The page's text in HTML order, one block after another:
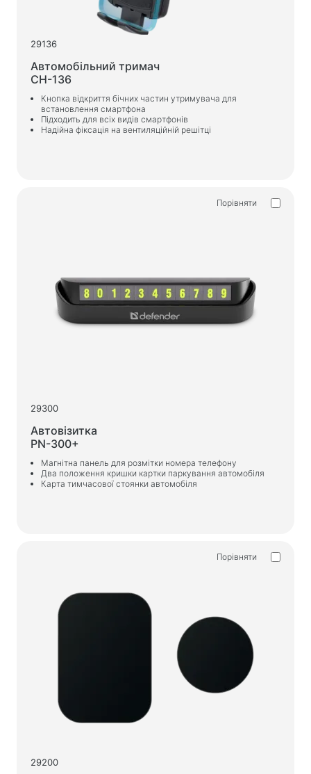
29136
Автомобільний тримач
CH-136
Кнопка відкриття бічних частин утримувача для
встановлення смартфона
Підходить для всіх видів смартфонів
Надійна фіксація на вентиляційній решітці
Порівняти
29300
Автовізитка
PN-300+
Магнітна панель для розмітки номера телефону
Два положення кришки картки паркування автомобіля
Карта тимчасової стоянки автомобіля
Порівняти
29200